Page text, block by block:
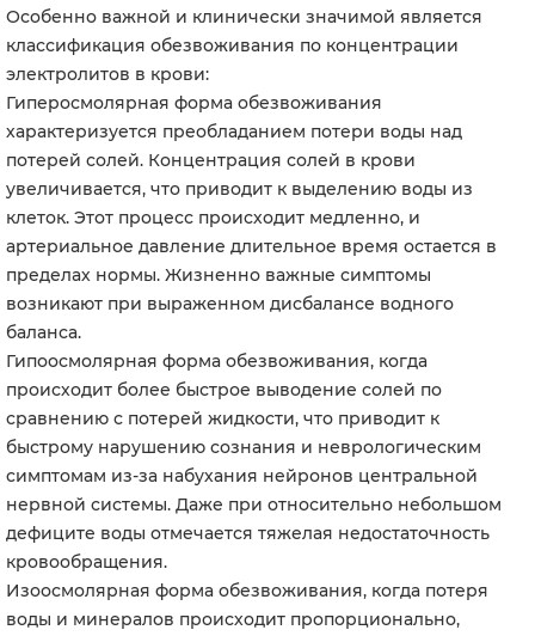
Особенно важной и клинически значимой является
классификация обезвоживания по концентрации
электролитов в крови:
Гиперосмолярная форма обезвоживания
характеризуется преобладанием потери воды над
потерей солей. Концентрация солей в крови
увеличивается, что приводит к выделению воды из
клеток. Этот процесс происходит медленно, и
артериальное давление длительное время остается в
пределах нормы. Жизненно важные симптомы
возникают при выраженном дисбалансе водного
баланса.
Гипоосмолярная форма обезвоживания, когда
происходит более быстрое выводение солей по
сравнению с потерей жидкости, что приводит к
быстрому нарушению сознания и неврологическим
симптомам из-за набухания нейронов центральной
нервной системы. Даже при относительно небольшом
дефиците воды отмечается тяжелая недостаточность
кровообращения.
Изоосмолярная форма обезвоживания, когда потеря
воды и минералов происходит пропорционально,